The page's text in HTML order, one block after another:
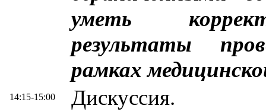
уметь
результаты
рамках
14:15-15:00 Дискуссия.